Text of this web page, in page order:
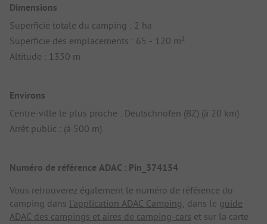
Dimensions
Superficie totale du camping : 2 ha
Superficie des emplacements : 65 - 120 m²
Altitude : 1350 m
Environs
Centre-ville le plus proche : Deutschnofen (BZ) (à 20 km)
Arrêt public : (à 500 m)
Numéro de référence ADAC : Pin_374154
Vous retrouverez également le numéro de référence du
camping dans l'application ADAC Camping, dans le guide
ADAC des campings et aires de camping-cars et sur la carte